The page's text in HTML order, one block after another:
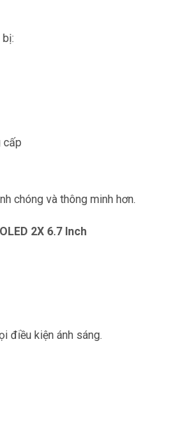
cấp
chóng và thông minh hơn.
2X 6.7 Inch
điều kiện ánh sáng.